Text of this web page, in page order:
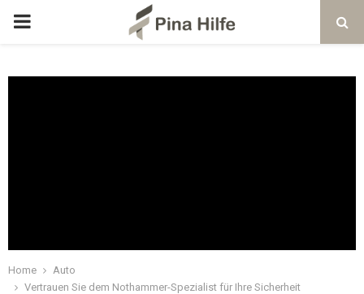
Home
Auto
Vertrauen Sie dem Nothammer-Spezialist für Ihre Sicherheit